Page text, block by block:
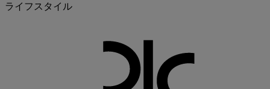
ライフスタイル